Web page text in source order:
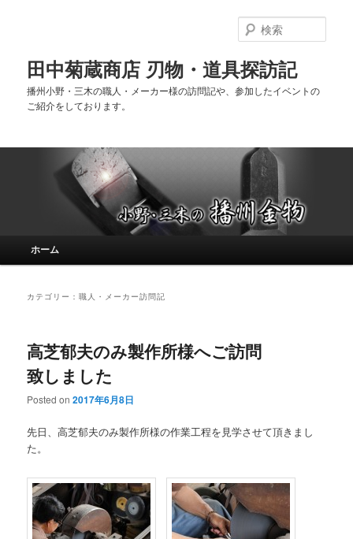
田中菊蔵商店 刃物・道具探訪記
播州小野・三木の職人・メーカー様の訪問記や、参加したイベントの
ご紹介をしております。
索
メインメニュー
メインコンテンツへ移動
サブコンテンツへ移動
ホーム
カテゴリー：職人・メーカー訪問記
高芝郁夫のみ製作所様へご訪問
致しました
Posted on2017年6月8日
先日、高芝郁夫のみ製作所様の作業工程を見学させて頂きまし
た。